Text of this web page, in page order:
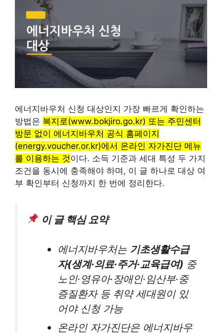
에너지바우처 신청 대상인지 가장 빠르게 확인하는
방법은 복지로(www.bokjiro.go.kr) 또는 주민센터
방문 없이 에너지바우처 공식 홈페이지
(energy.voucher.or.kr)에서 온라인 자가진단 메뉴
를 이용하는 것이다. 소득 기준과 세대 특성 두 가지
조건을 동시에 충족해야 하며, 이 글 하나로 대상 여
부 확인부터 신청까지 한 번에 정리한다.
이 글 핵심 요약
에너지바우처는 기초생활수급
자(생계·의료·주거·교육급여) 중
노인·영유아·장애인·임산부·중
증질환자 등 취약 세대원이 있
어야 신청 가능
온라인 자가진단은 에너지바우